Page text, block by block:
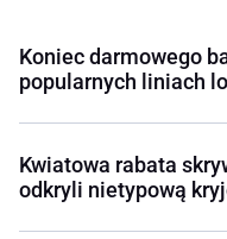
Koniec darmowego
popularnych liniach
Kwiatowa rabata
odkryli nietypową